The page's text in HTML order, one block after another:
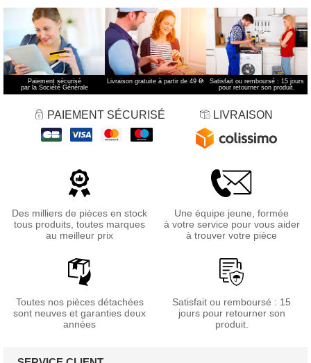
Paiement sécurisé
par la Société Générale
Livraison gratuite à partir de 49 €*
Satisfait ou remboursé : 15 jours
pour retourner son produit.
PAIEMENT SÉCURISÉ LIVRAISON
Des milliers de pièces en stock
tous produits, toutes marques
au meilleur prix
Une équipe jeune, formée
à votre service pour vous aider
à trouver votre pièce
Toutes nos pièces détachées
sont neuves et garanties deux
années
Satisfait ou remboursé : 15
jours pour retourner son
produit.